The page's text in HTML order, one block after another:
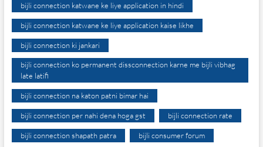
bijli connection katwane ke liye application in hindi
bijli connection katwane ke liye application kaise likhe
bijli connection ki jankari
bijli connection ko permanent dissconnection karne me bijli vibhag
late latifi
bijli connection na katon patni bimar hai
bijli connection per nahi dena hoga gst bijli connection rate
bijli connection shapath patra bijli consumer forum